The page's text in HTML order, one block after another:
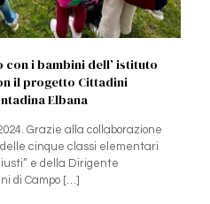
con i bambini dell’ istituto
il progetto Cittadini
Elbana
Grazie alla collaborazione
cinque classi elementari
e della Dirigente
di Campo […]